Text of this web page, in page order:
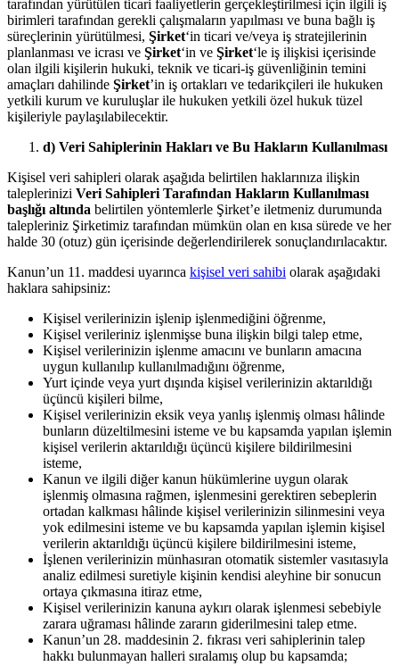
tarafından yürütülen ticari faaliyetlerin gerçekleştirilmesi için ilgili iş
birimleri tarafından gerekli çalışmaların yapılması ve buna bağlı iş
süreçlerinin yürütülmesi, Şirket‘in ticari ve/veya iş stratejilerinin
planlanması ve icrası ve Şirket‘in ve Şirket‘le iş ilişkisi içerisinde
olan ilgili kişilerin hukuki, teknik ve ticari-iş güvenliğinin temini
amaçları dahilinde Şirket’in iş ortakları ve tedarikçileri ile hukuken
yetkili kurum ve kuruluşlar ile hukuken yetkili özel hukuk tüzel
kişileriyle paylaşılabilecektir.
d) Veri Sahiplerinin Hakları ve Bu Hakların Kullanılması
Kişisel veri sahipleri olarak aşağıda belirtilen haklarınıza ilişkin
taleplerinizi Veri Sahipleri Tarafından Hakların Kullanılması
başlığı altında belirtilen yöntemlerle Şirket’e iletmeniz durumunda
talepleriniz Şirketimiz tarafından mümkün olan en kısa sürede ve her
halde 30 (otuz) gün içerisinde değerlendirilerek sonuçlandırılacaktır.
Kanun’un 11. maddesi uyarınca kişisel veri sahibi olarak aşağıdaki
haklara sahipsiniz:
Kişisel verilerinizin işlenip işlenmediğini öğrenme,
Kişisel verileriniz işlenmişse buna ilişkin bilgi talep etme,
Kişisel verilerinizin işlenme amacını ve bunların amacına
uygun kullanılıp kullanılmadığını öğrenme,
Yurt içinde veya yurt dışında kişisel verilerinizin aktarıldığı
üçüncü kişileri bilme,
Kişisel verilerinizin eksik veya yanlış işlenmiş olması hâlinde
bunların düzeltilmesini isteme ve bu kapsamda yapılan işlemin
kişisel verilerin aktarıldığı üçüncü kişilere bildirilmesini
isteme,
Kanun ve ilgili diğer kanun hükümlerine uygun olarak
işlenmiş olmasına rağmen, işlenmesini gerektiren sebeplerin
ortadan kalkması hâlinde kişisel verilerinizin silinmesini veya
yok edilmesini isteme ve bu kapsamda yapılan işlemin kişisel
verilerin aktarıldığı üçüncü kişilere bildirilmesini isteme,
İşlenen verilerinizin münhasıran otomatik sistemler vasıtasıyla
analiz edilmesi suretiyle kişinin kendisi aleyhine bir sonucun
ortaya çıkmasına itiraz etme,
Kişisel verilerinizin kanuna aykırı olarak işlenmesi sebebiyle
zarara uğraması hâlinde zararın giderilmesini talep etme.
Kanun’un 28. maddesinin 2. fıkrası veri sahiplerinin talep
hakkı bulunmayan halleri sıralamış olup bu kapsamda;